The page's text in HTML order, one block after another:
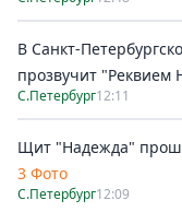
В Санкт-
прозвучит "Реквием
С.Петербург12:11
Щит "Надежда"
3 Фото
С.Петербург12:09